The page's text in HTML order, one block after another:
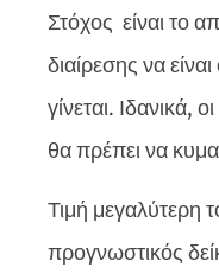
Στόχος είναι το
διαίρεσης να
γίνεται. Ιδανικά,
θα πρέπει να
Τιμή μεγαλύτερη
προγνωστικός